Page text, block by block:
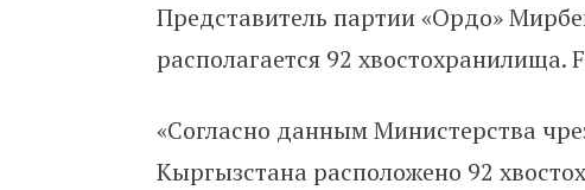
Представитель партии «Ордо»
располагается 92 хвостохранилища.
«Согласно данным Министерства
Кыргызстана расположено 92